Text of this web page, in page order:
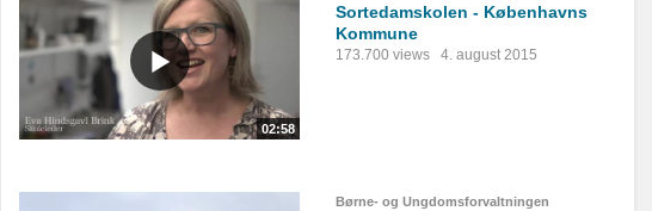
02:58
Sortedamskolen - Københavns
Kommune
173.700 views 4. august 2015
Børne- og Ungdomsforvaltningen